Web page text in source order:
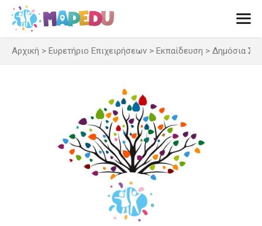
Μετάβαση
περιεχόμενο
Αρχική > Ευρετήριο Επιχειρήσεων > Εκπαίδευση > Δημόσια